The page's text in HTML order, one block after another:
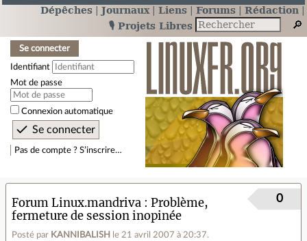
Dépêches Journaux Liens Forums
Rédaction
🎙️ Projets Libres
Se connecter
Identifiant
Mot de passe
Connexion automatique
Pas de compte ? S’inscrire…
Forum Linux.mandriva
Problème,
fermeture de session inopinée
Posté par KANNIBALISH le 21 avril 2007 à 20:37.
0